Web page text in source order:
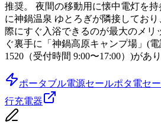
推奨。 夜間の移動用に懐中電灯を
に神鍋温泉 ゆとろぎが隣接してお
際にすぐ入浴できるのが最大のメリ
ぐ裏手に「神鍋高原キャンプ場」(電
1520（受付時間 9:00〜17:00）)があり
ポータブル電源セールポタ電セ
行充電器